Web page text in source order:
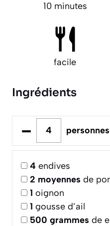
10 minutes
facile
Ingrédients
– personnes
4 endives
2 moyennes de
1 oignon
1 gousse d’ail
500 grammes de